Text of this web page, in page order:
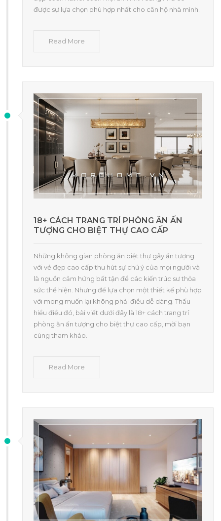
được sự lựa chọn phù hợp nhất cho căn hộ nhà mình.
Read More
18+ CÁCH TRANG TRÍ PHÒNG ĂN ẤN
TƯỢNG CHO BIỆT THỰ CAO CẤP
Những không gian phòng ăn biệt thự gây ấn tượng
với vẻ đẹp cao cấp thu hút sự chú ý của mọi người và
là nguồn cảm hứng bất tận để các kiến trúc sư thỏa
sức thể hiện. Nhưng để lựa chọn một thiết kế phù hợp
với mong muốn lại không phải điều dễ dàng. Thấu
hiểu điều đó, bài viết dưới đây là 18+ cách trang trí
phòng ăn ấn tượng cho biệt thự cao cấp, mời bạn
cùng tham khảo.
Read More